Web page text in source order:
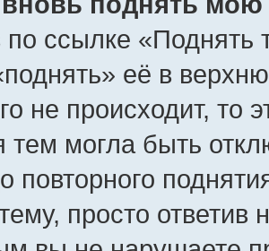
ссылке «Поднять
её в
не происходит, то
тем могла быть
повторного
просто ответив